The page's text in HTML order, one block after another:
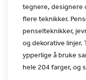
tegnere, designere
flere teknikker.
penselteknikker,
og dekorative linjer.
ypperlige å bruke
hele 204 farger, og